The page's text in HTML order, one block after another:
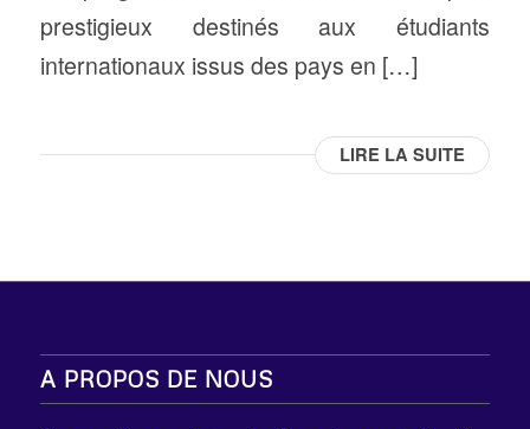
prestigieux destinés aux étudiants
internationaux issus des pays en […]
LIRE LA SUITE
A PROPOS DE NOUS